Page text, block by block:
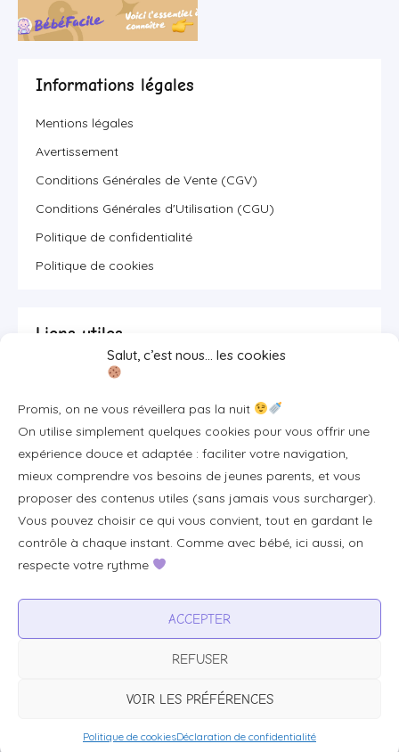
Salut, c’est nous… les cookies
Promis, on ne vous réveillera pas la nuit
On utilise simplement quelques cookies pour vous offrir une
expérience douce et adaptée : faciliter votre navigation,
mieux comprendre vos besoins de jeunes parents, et vous
proposer des contenus utiles (sans jamais vous surcharger).
Vous pouvez choisir ce qui vous convient, tout en gardant le
contrôle à chaque instant. Comme avec bébé, ici aussi, on
respecte votre rythme
ACCEPTER
REFUSER
VOIR LES PRÉFÉRENCES
Politique de cookiesDéclaration de confidentialité
Informations légales
Mentions légales
Avertissement
Conditions Générales de Vente (CGV)
Conditions Générales d'Utilisation (CGU)
Politique de confidentialité
Politique de cookies
Liens utiles
Se connecter/S'inscrire
FAQ / Livraison & accès
À propos
Plan du site
Tous les articles
Professionnels & partenariats
Visibilité pour votre marque
Proposer un produit ou un service